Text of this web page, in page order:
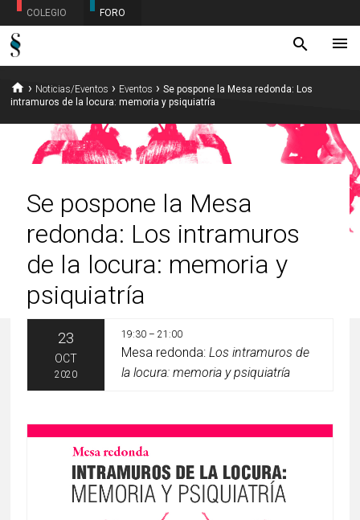
COLEGIO FORO
search menu
home › Noticias/Eventos › Eventos ›Se pospone la Mesa redonda: Los
intramuros de la locura: memoria y psiquiatría
Se pospone la Mesa
redonda: Los intramuros
de la locura: memoria y
psiquiatría
23
OCT
2020
19:30 – 21:00
Mesa redonda:Los intramuros de
la locura: memoria y psiquiatría